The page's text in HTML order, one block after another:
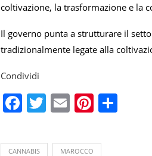
coltivazione, la trasformazione e la
Il governo punta a strutturare il
tradizionalmente legate alla
Condividi
Facebook
Twitter
Email
CANNABIS MAROCCO